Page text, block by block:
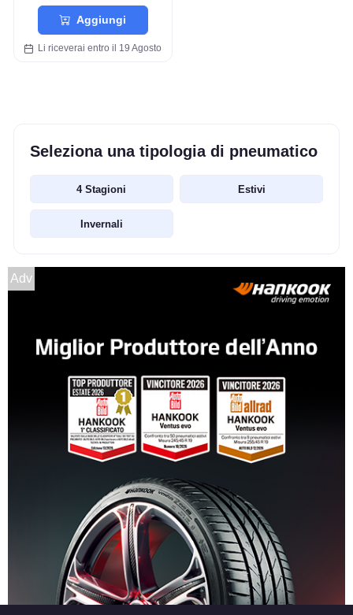
Aggiungi
Li riceverai entro il 19 Agosto
Seleziona una tipologia di pneumatico
4 Stagioni Estivi
Invernali
Adv